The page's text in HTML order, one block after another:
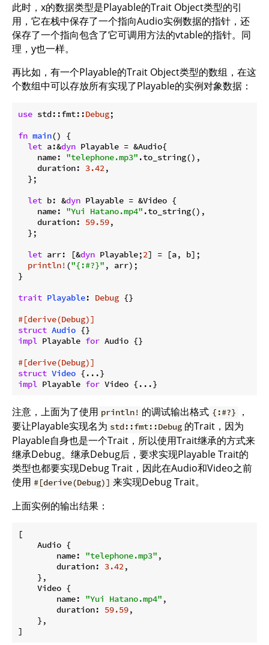
此时，x的数据类型是Playable的Trait Object类型的引
用，它在栈中保存了一个指向Audio实例数据的指针，还
保存了一个指向包含了它可调用方法的vtable的指针。同
理，y也一样。
再比如，有一个Playable的Trait Object类型的数组，在这
个数组中可以存放所有实现了Playable的实例对象数据：
use std::fmt::Debug;
fn main() {
let a:&dyn Playable = &Audio{
    name:
"telephone.mp3" .to_string(),
    duration:
3.42,
  };
let b: &dyn Playable = &Video {
    name:
"Yui Hatano.mp4" .to_string(),
    duration:
59.59,
  };
let arr: [&dyn Playable;2] = [a, b];
println! ("{:#?}" , arr);
}
trait Playable: Debug {}
#[derive(Debug)]
struct Audio
impl Playable for Audio {}
#[derive(Debug)]
struct Video
impl Playable for Video {...}
注意，上面为了使用 println! 的调试输出格式 {:#?}
，
要让Playable实现名为 std::fmt::Debug 的Trait，因为
Playable自身也是一个Trait，所以使用Trait继承的方式来
继承Debug。继承Debug后，要求实现Playable Trait的
类型也都要实现Debug Trait，因此在Audio和Video之前
使用 #[derive(Debug)] 来实现Debug Trait。
上面实例的输出结果：
[
    Audio {
        name:
"telephone.mp3" ,
        duration:
3.42,
    },
    Video {
        name:
"Yui Hatano.mp4" ,
        duration:
59.59,
    },